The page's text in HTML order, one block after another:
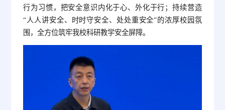
行为习惯，把安全意识内化于心、外化于行；持续营造
“人人讲安全、时时守安全、处处重安全”的浓厚校园氛
围，全方位筑牢我校科研教学安全屏障。